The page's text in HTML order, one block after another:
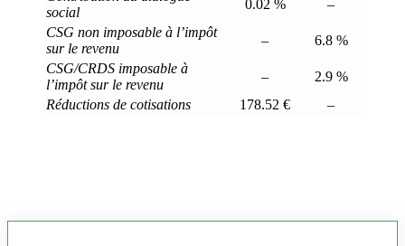
social
0.02 %
–
CSG non imposable à l’impôt
sur le revenu
–
6.8 %
CSG/CRDS imposable à
l’impôt sur le revenu
–
2.9 %
Réductions de cotisations
178.52 € –